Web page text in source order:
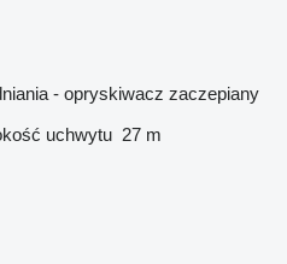
- opryskiwacz zaczepiany
uchwytu 27 m